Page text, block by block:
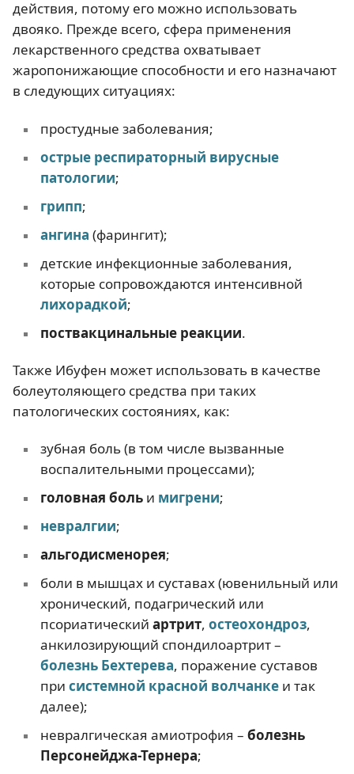
действия, потому его можно использовать
двояко. Прежде всего, сфера применения
лекарственного средства охватывает
жаропонижающие способности и его назначают
в следующих ситуациях:
простудные заболевания;
острые респираторный вирусные
патологии;
грипп;
ангина (фарингит);
детские инфекционные заболевания,
которые сопровождаются интенсивной
лихорадкой;
поствакцинальные реакции.
Также Ибуфен может использовать в качестве
болеутоляющего средства при таких
патологических состояниях, как:
зубная боль (в том числе вызванные
воспалительными процессами);
головная больи мигрени;
невралгии;
альгодисменорея;
боли в мышцах и суставах (ювенильный или
хронический, подагрический или
псориатический артрит, остеохондроз,
анкилозирующий спондилоартрит –
болезнь Бехтерева, поражение суставов
при системной красной волчанкеи так
далее);
невралгическая амиотрофия – болезнь
Персонейджа-Тернера;